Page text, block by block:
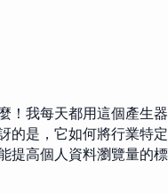
！我每天都用這個產生器
的是，它如何將行業特定
提高個人資料瀏覽量的標